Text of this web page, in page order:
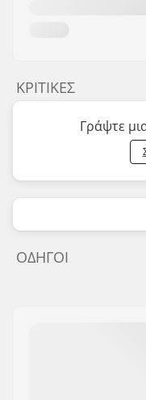
ΚΡΙΤΙΚΈΣ
Γράψτε
ΟΔΗΓΟΊ